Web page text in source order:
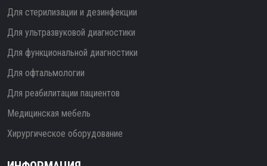
Для стерилизации и дезинфекции
Для ультразвуковой диагностики
Для функциональной диагностики
Для офтальмологии
Для реабилитации пациентов
Медицинская мебель
Хирургическое оборудование